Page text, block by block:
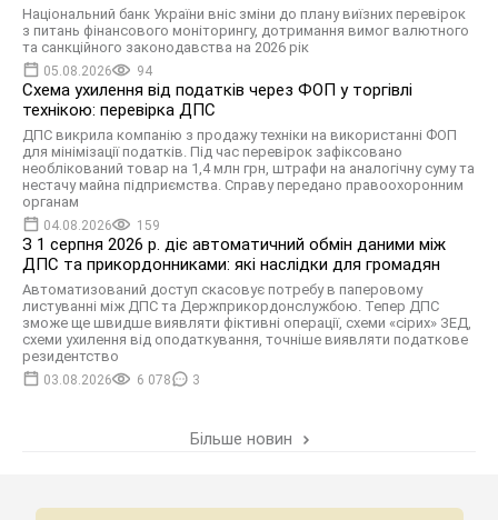
Національний банк України вніс зміни до плану виїзних перевірок
з питань фінансового моніторингу, дотримання вимог валютного
та санкційного законодавства на 2026 рік
05.08.2026 94
Схема ухилення від податків через ФОП у торгівлі
технікою: перевірка ДПС
ДПС викрила компанію з продажу техніки на використанні ФОП
для мінімізації податків. Під час перевірок зафіксовано
необлікований товар на 1,4 млн грн, штрафи на аналогічну суму та
нестачу майна підприємства. Справу передано правоохоронним
органам
04.08.2026 159
З 1 серпня 2026 р. діє автоматичний обмін даними між
ДПС та прикордонниками: які наслідки для громадян
Автоматизований доступ скасовує потребу в паперовому
листуванні між ДПС та Держприкордонслужбою. Тепер ДПС
зможе ще швидше виявляти фіктивні операції, схеми «сірих» ЗЕД,
схеми ухилення від оподаткування, точніше виявляти податкове
резидентство
03.08.2026 6 078 3
Більше новин